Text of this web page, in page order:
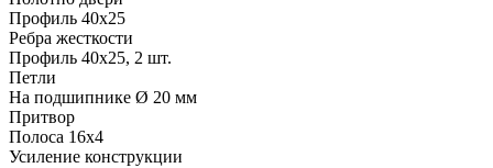
Профиль 40х25
Ребра жесткости
Профиль 40х25, 2 шт.
Петли
На подшипнике Ø 20 мм
Притвор
Полоса 16х4
Усиление конструкции